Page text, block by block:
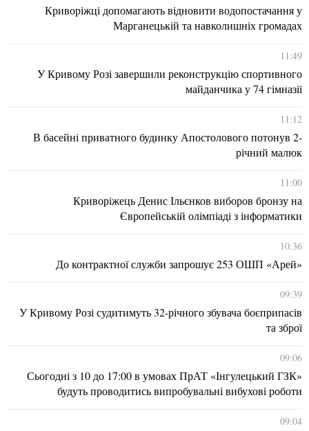
Криворіжці допомагають відновити водопостачання у
Марганецькій та навколишніх громадах
11:49
У Кривому Розі завершили реконструкцію спортивного
майданчика у 74 гімназії
11:12
В басейні приватного будинку Апостолового потонув 2-
річний малюк
11:00
Криворіжець Денис Ільєнков виборов бронзу на
Європейській олімпіаді з інформатики
10:36
До контрактної служби запрошує 253 ОШП «Арей»
09:39
У Кривому Розі судитимуть 32-річного збувача боєприпасів
та зброї
09:06
Сьогодні з 10 до 17:00 в умовах ПрАТ «Інгулецький ГЗК»
будуть проводитись випробувальні вибухові роботи
09:04